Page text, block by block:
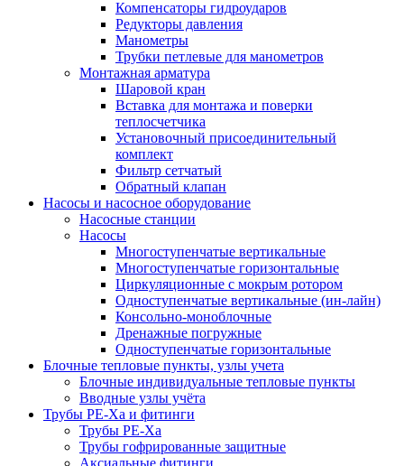
Компенсаторы гидроударов
Редукторы давления
Манометры
Трубки петлевые для манометров
Монтажная арматура
Шаровой кран
Вставка для монтажа и поверки
теплосчетчика
Установочный присоединительный
комплект
Фильтр сетчатый
Обратный клапан
Насосы и насосное оборудование
Насосные станции
Насосы
Многоступенчатые вертикальные
Многоступенчатые горизонтальные
Циркуляционные с мокрым ротором
Одноступенчатые вертикальные (ин-лайн)
Консольно-моноблочные
Дренажные погружные
Одноступенчатые горизонтальные
Блочные тепловые пункты, узлы учета
Блочные индивидуальные тепловые пункты
Вводные узлы учёта
Трубы РЕ-Ха и фитинги
Трубы РЕ-Ха
Трубы гофрированные защитные
Аксиальные фитинги